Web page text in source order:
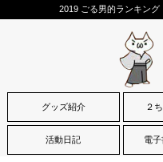
2019 ごる男的ランキング
グッズ紹介 ２
活動日記 電子